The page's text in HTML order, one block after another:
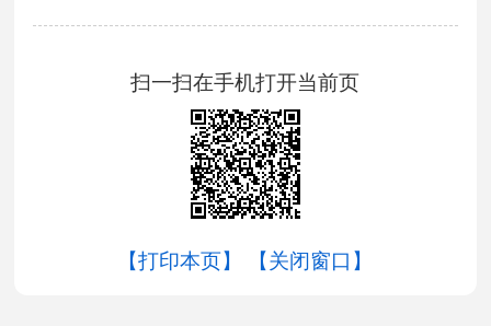
扫一扫在手机打开当前页
【打印本页】 【关闭窗口】